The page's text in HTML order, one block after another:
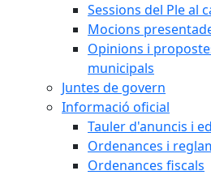
Sessions del Ple al
Mocions
Opinions i
municipals
Juntes de govern
Informació oficial
Tauler d'anuncis i
Ordenances i
Ordenances fiscals